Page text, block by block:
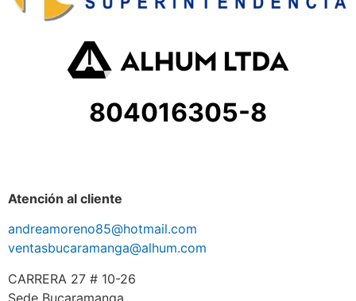
804016305-8
Atención al cliente
andreamoreno85@hotmail.com
ventasbucaramanga@alhum.com
CARRERA 27 # 10-26
Sede Bucaramanga